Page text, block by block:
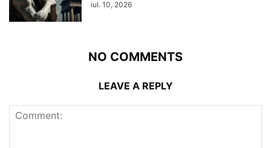
iul. 10, 2026
NO COMMENTS
LEAVE A REPLY